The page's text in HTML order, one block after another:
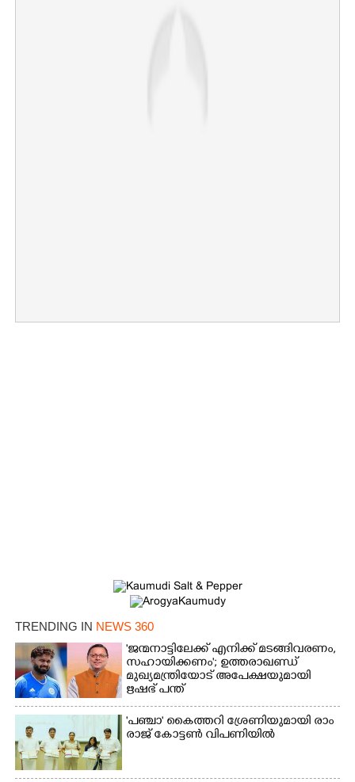
TRENDING IN NEWS 360
'ജന്മനാട്ടിലേക്ക് എനിക്ക് മടങ്ങിവരണം,
സഹായിക്കണം'; ഉത്തരാഖണ്ഡ്
മുഖ്യമന്ത്രിയോട് അപേക്ഷയുമായി
ഋഷഭ് പന്ത്
'​പ​ഞ്ചാ​'​ ​കൈ​ത്ത​റി​ ​ശ്രേ​ണി​യു​മാ​യി​ ​രാം​
രാ​ജ് ​കോ​ട്ടൺ വിപണിയിൽ